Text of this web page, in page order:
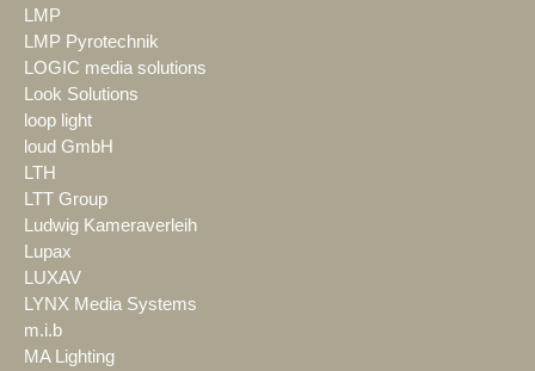
LMP
LMP Pyrotechnik
LOGIC media solutions
Look Solutions
loop light
loud GmbH
LTH
LTT Group
Ludwig Kameraverleih
Lupax
LUXAV
LYNX Media Systems
m.i.b
MA Lighting